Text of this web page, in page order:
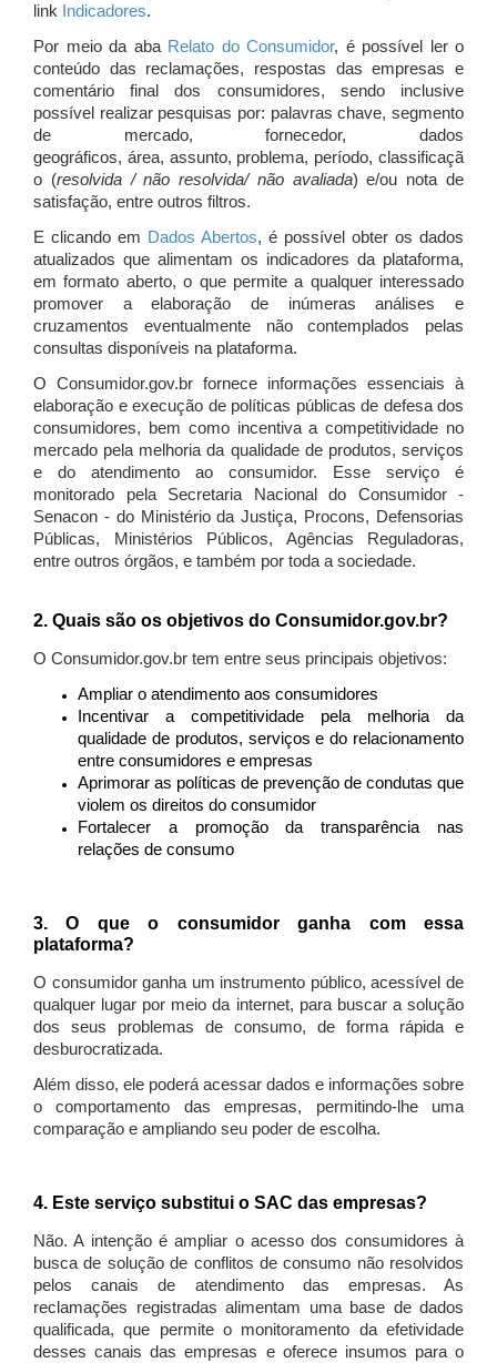
link Indicadores.
Por meio da aba Relato do Consumidor, é possível ler o
conteúdo das reclamações, respostas das empresas e
comentário final dos consumidores, sendo inclusive
possível realizar pesquisas por: palavras chave, segmento
de mercado, fornecedor, dados
geográficos, área, assunto, problema, período, classificaçã
o (resolvida / não resolvida/ não avaliada) e/ou nota de
satisfação, entre outros filtros.
E clicando em Dados Abertos, é possível obter os dados
atualizados que alimentam os indicadores da plataforma,
em formato aberto, o que permite a qualquer interessado
promover a elaboração de inúmeras análises e
cruzamentos eventualmente não contemplados pelas
consultas disponíveis na plataforma.
O Consumidor.gov.br fornece informações essenciais à
elaboração e execução de políticas públicas de defesa dos
consumidores, bem como incentiva a competitividade no
mercado pela melhoria da qualidade de produtos, serviços
e do atendimento ao consumidor. Esse serviço é
monitorado pela Secretaria Nacional do Consumidor -
Senacon - do Ministério da Justiça, Procons, Defensorias
Públicas, Ministérios Públicos, Agências Reguladoras,
entre outros órgãos, e também por toda a sociedade.
2. Quais são os objetivos do Consumidor.gov.br?
O Consumidor.gov.br tem entre seus principais objetivos:
Ampliar o atendimento aos consumidores
Incentivar a competitividade pela melhoria da
qualidade de produtos, serviços e do relacionamento
entre consumidores e empresas
Aprimorar as políticas de prevenção de condutas que
violem os direitos do consumidor
Fortalecer a promoção da transparência nas
relações de consumo
3. O que o consumidor ganha com essa
plataforma?
O consumidor ganha um instrumento público, acessível de
qualquer lugar por meio da internet, para buscar a solução
dos seus problemas de consumo, de forma rápida e
desburocratizada.
Além disso, ele poderá acessar dados e informações sobre
o comportamento das empresas, permitindo-lhe uma
comparação e ampliando seu poder de escolha.
4. Este serviço substitui o SAC das empresas?
Não. A intenção é ampliar o acesso dos consumidores à
busca de solução de conflitos de consumo não resolvidos
pelos canais de atendimento das empresas. As
reclamações registradas alimentam uma base de dados
qualificada, que permite o monitoramento da efetividade
desses canais das empresas e oferece insumos para o